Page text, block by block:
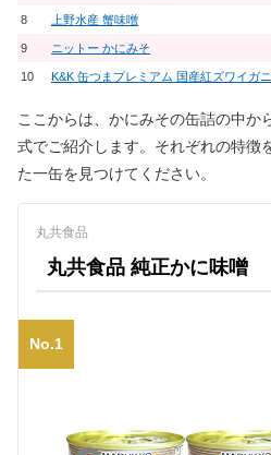
8 上野水産 蟹味噌
9 ニットー かにみそ
10 K&K 缶つまプレミアム 国産紅ズワイガ
ここからは、かにみその缶詰の中か
式でご紹介します。それぞれの特徴
た一缶を見つけてください。
丸共食品
丸共食品 純正かに味噌
No.1